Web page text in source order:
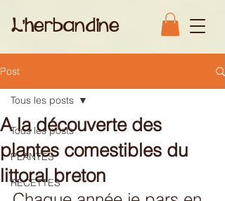
L'herbandine
Post
Tous les posts
PLANTES
RECETTES
Tous les posts
A la découverte des
plantes comestibles du
littoral breton